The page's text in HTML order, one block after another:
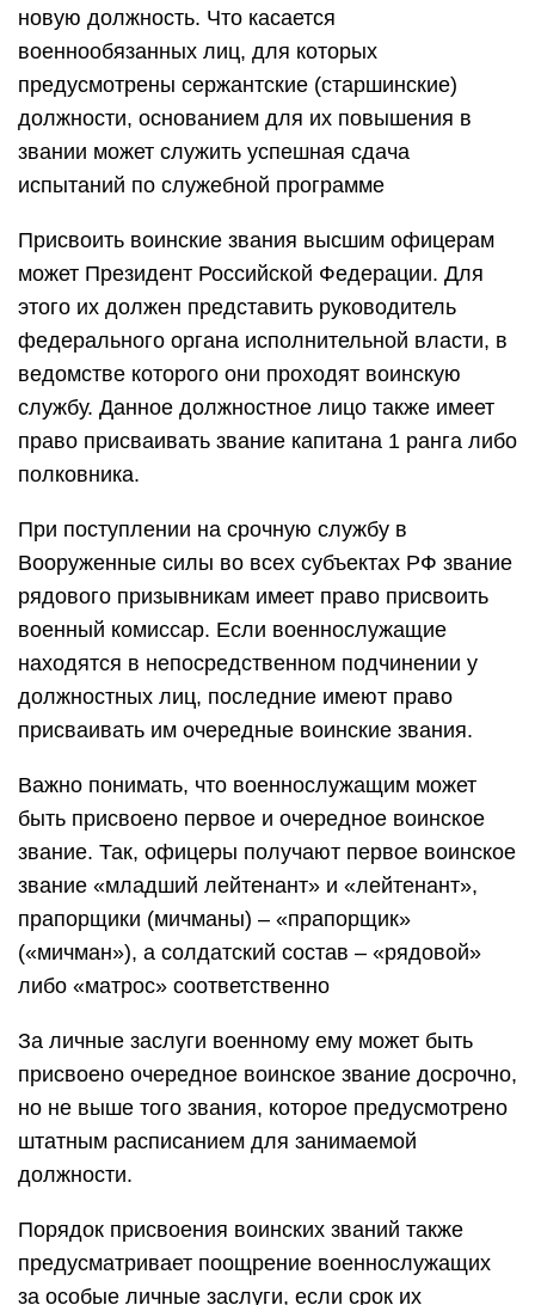
новую должность. Что касается
военнообязанных лиц, для которых
предусмотрены сержантские (старшинские)
должности, основанием для их повышения в
звании может служить успешная сдача
испытаний по служебной программе
Присвоить воинские звания высшим офицерам
может Президент Российской Федерации. Для
этого их должен представить руководитель
федерального органа исполнительной власти, в
ведомстве которого они проходят воинскую
службу. Данное должностное лицо также имеет
право присваивать звание капитана 1 ранга либо
полковника.
При поступлении на срочную службу в
Вооруженные силы во всех субъектах РФ звание
рядового призывникам имеет право присвоить
военный комиссар. Если военнослужащие
находятся в непосредственном подчинении у
должностных лиц, последние имеют право
присваивать им очередные воинские звания.
Важно понимать, что военнослужащим может
быть присвоено первое и очередное воинское
звание. Так, офицеры получают первое воинское
звание «младший лейтенант» и «лейтенант»,
прапорщики (мичманы) – «прапорщик»
(«мичман»), а солдатский состав – «рядовой»
либо «матрос» соответственно
За личные заслуги военному ему может быть
присвоено очередное воинское звание досрочно,
но не выше того звания, которое предусмотрено
штатным расписанием для занимаемой
должности.
Порядок присвоения воинских званий также
предусматривает поощрение военнослужащих
за особые личные заслуги, если срок их